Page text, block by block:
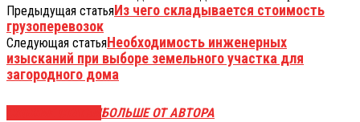
Предыдущая статьяИз чего складывается стоимость
грузоперевозок
Следующая статьяНеобходимость инженерных
изысканий при выборе земельного участка для
загородного дома
БОЛЬШЕ ОТ АВТОРА